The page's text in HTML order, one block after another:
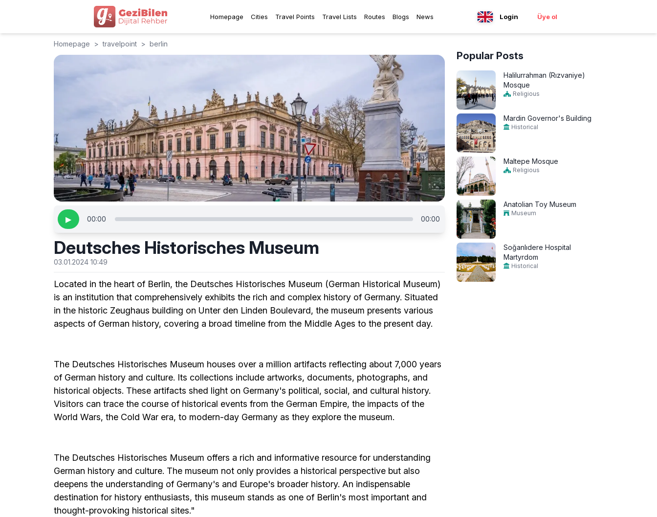
Homepage Cities Travel Points Travel Lists Routes Blogs News Login Üye ol
Homepage > travelpoint > berlin
▶ 00:00 00:00
Deutsches Historisches Museum
03.01.2024 10:49
Located in the heart of Berlin, the Deutsches Historisches Museum (German Historical Museum)
is an institution that comprehensively exhibits the rich and complex history of Germany. Situated
in the historic Zeughaus building on Unter den Linden Boulevard, the museum presents various
aspects of German history, covering a broad timeline from the Middle Ages to the present day.
The Deutsches Historisches Museum houses over a million artifacts reflecting about 7,000 years
of German history and culture. Its collections include artworks, documents, photographs, and
historical objects. These artifacts shed light on Germany's political, social, and cultural history.
Visitors can trace the course of historical events from the German Empire, the impacts of the
World Wars, the Cold War era, to modern-day Germany as they explore the museum.
The Deutsches Historisches Museum offers a rich and informative resource for understanding
German history and culture. The museum not only provides a historical perspective but also
deepens the understanding of Germany's and Europe's broader history. An indispensable
destination for history enthusiasts, this museum stands as one of Berlin's most important and
thought-provoking historical sites."
Popular Posts
Halilurrahman (Rızvaniye)
Mosque
Religious
Mardin Governor's Building
Historical
Maltepe Mosque
Religious
Anatolian Toy Museum
Museum
Soğanlıdere Hospital
Martyrdom
Historical